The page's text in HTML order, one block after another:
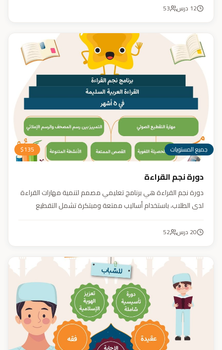
عقلك وتثري خيالك، لتمنحك رؤية جديدة للكون وتفتح لك آفاقاً لا
12 درس 53
جميع المستويات $135
دورة نجم القراءة
دورة نجم القراءة هي برنامج تعليمي مصمم لتنمية مهارات القراءة
لدى الطلاب، باستخدام أساليب ممتعة ومبتكرة تشمل التقطيع
والمحادثات. يهدف البرنامج إلى تعزيز قدرات الطلاب في التمييز بين
20 درس 52